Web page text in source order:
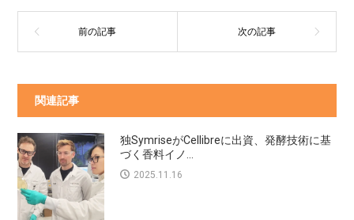
関連記事
独SymriseがCellibreに出資、発酵技術に基
づく香料イノ...
2025.11.16